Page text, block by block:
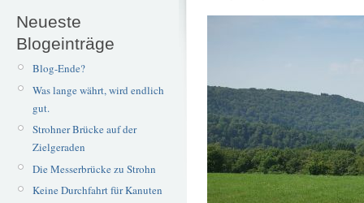
Neueste
Blogeinträge
Blog-Ende?
Was lange währt, wird endlich
gut.
Strohner Brücke auf der
Zielgeraden
Die Messerbrücke zu Strohn
Keine Durchfahrt für Kanuten